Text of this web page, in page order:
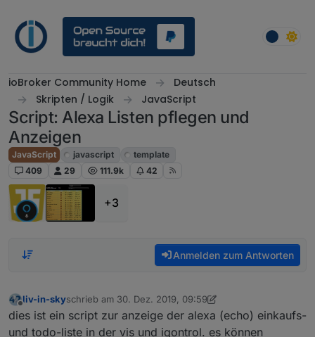
ioBroker Community Home
Deutsch
Skripten / Logik
JavaScript
Script: Alexa Listen pflegen und
Anzeigen
JavaScript javascript
template
409
29 111.9k 42
+3
Anmelden zum Antworten
Offline
liv-in-skyschrieb am 30. Dez. 2019, 09:59
zuletzt editiert von liv-in-sky
dies ist ein script zur anzeige der alexa (echo) einkaufs-
und todo-liste in der vis und iqontrol. es können